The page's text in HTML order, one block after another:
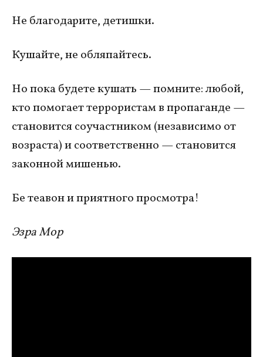
Не благодарите, детишки.
Кушайте, не обляпайтесь.
Но пока будете кушать — помните: любой,
кто помогает террористам в пропаганде —
становится соучастником (независимо от
возраста) и соответственно — становится
законной мишенью.
Бе теавон и приятного просмотра!
Эзра Мор